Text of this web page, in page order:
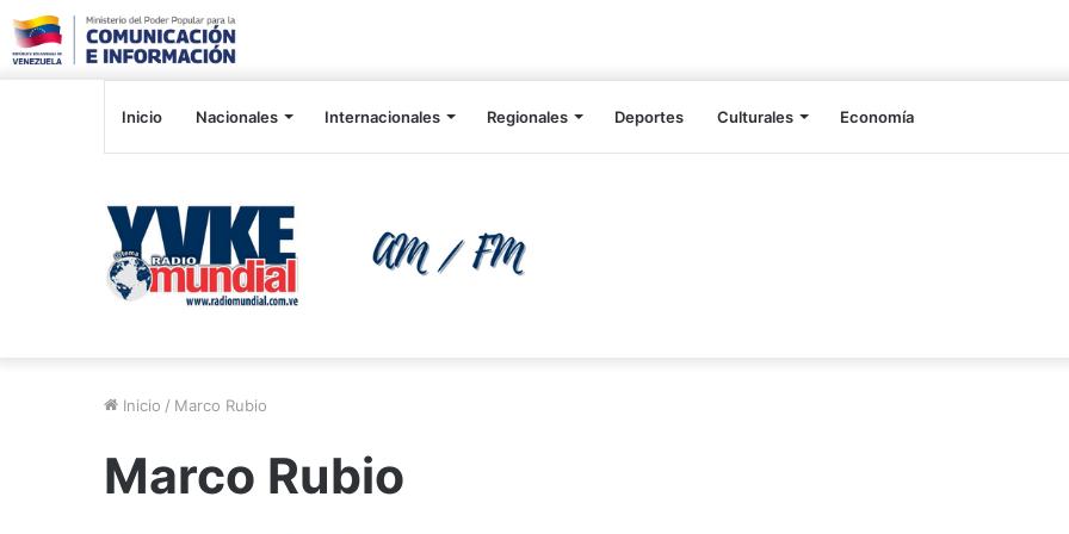
Inicio Nacionales Internacionales Regionales Deportes Culturales Economía
Inicio / Marco Rubio
Marco Rubio